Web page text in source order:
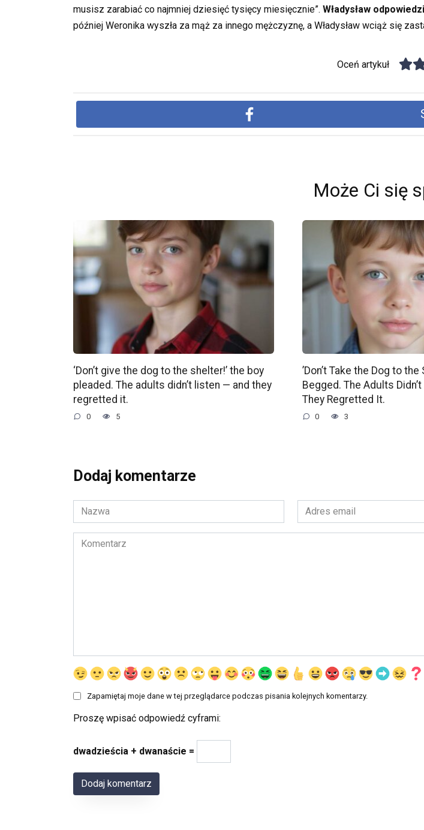
musisz zarabiać co najmniej dziesięć tysięcy miesięcznie”. Władysław
później Weronika wyszła za mąż za innego mężczyznę, a Władysław wciąż się
Oceń artykuł
Może Ci się
‘Don’t give the dog to the shelter!’ the boy
pleaded. The adults didn’t listen — and they
regretted it.
0 5
’Don’t Take the Dog to the
Begged. The Adults
They Regretted It.
0 3
Dodaj komentarze
Nazwa
*
Adres
email
*
Komentarz
Zapamiętaj moje dane w tej przeglądarce podczas pisania kolejnych komentarzy.
Proszę wpisać odpowiedź cyframi:
dwadzieścia + dwanaście =